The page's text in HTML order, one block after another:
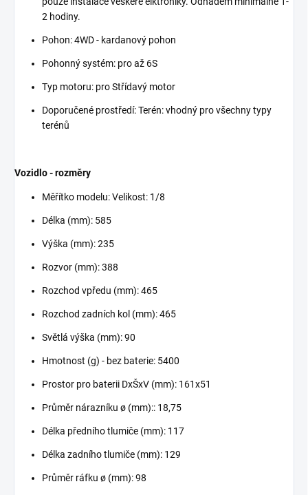
2 hodiny.
Pohon: 4WD - kardanový pohon
Pohonný systém: pro až 6S
Typ motoru: pro Střídavý motor
Doporučené prostředí: Terén: vhodný pro všechny typy
terénů
Vozidlo - rozměry
Měřítko modelu: Velikost: 1/8
Délka (mm): 585
Výška (mm): 235
Rozvor (mm): 388
Rozchod vpředu (mm): 465
Rozchod zadních kol (mm): 465
Světlá výška (mm): 90
Hmotnost (g) - bez baterie: 5400
Prostor pro baterii DxŠxV (mm): 161x51
Průměr nárazníku ø (mm):: 18,75
Délka předního tlumiče (mm): 117
Délka zadního tlumiče (mm): 129
Průměr ráfku ø (mm): 98